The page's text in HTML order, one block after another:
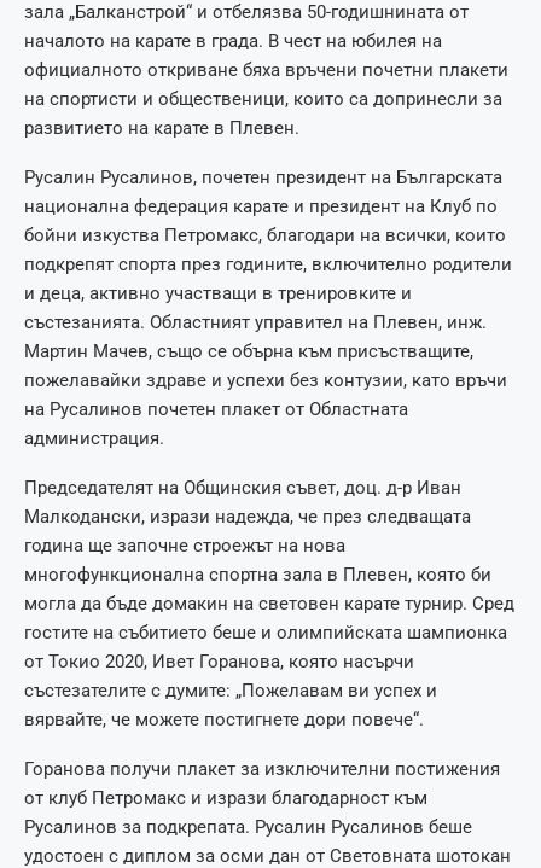
зала „Балканстрой“ и отбелязва 50-годишнината от
началото на карате в града. В чест на юбилея на
официалното откриване бяха връчени почетни плакети
на спортисти и общественици, които са допринесли за
развитието на карате в Плевен.
Русалин Русалинов, почетен президент на Българската
национална федерация карате и президент на Клуб по
бойни изкуства Петромакс, благодари на всички, които
подкрепят спорта през годините, включително родители
и деца, активно участващи в тренировките и
състезанията. Областният управител на Плевен, инж.
Мартин Мачев, също се обърна към присъстващите,
пожелавайки здраве и успехи без контузии, като връчи
на Русалинов почетен плакет от Областната
администрация.
Председателят на Общинския съвет, доц. д-р Иван
Малкодански, изрази надежда, че през следващата
година ще започне строежът на нова
многофункционална спортна зала в Плевен, която би
могла да бъде домакин на световен карате турнир. Сред
гостите на събитието беше и олимпийската шампионка
от Токио 2020, Ивет Горанова, която насърчи
състезателите с думите: „Пожелавам ви успех и
вярвайте, че можете постигнете дори повече“.
Горанова получи плакет за изключителни постижения
от клуб Петромакс и изрази благодарност към
Русалинов за подкрепата. Русалин Русалинов беше
удостоен с диплом за осми дан от Световната шотокан